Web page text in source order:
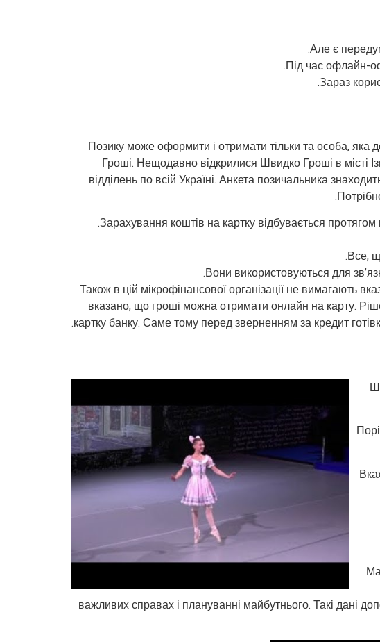
Але є
Під час офлайн-
Зараз
Позику може оформити і отримати тільки та особа, яка
Гроші. Нещодавно відкрилися Швидко Гроші в місті
відділень по всій Україні. Анкета позичальника
Зарахування коштів на картку відбувається
Все,
Вони використовуються для
Також в цій мікрофінансової організації не вимагають
вказано, що гроші можна отримати онлайн на карту.
картку банку. Саме тому перед зверненням за кредит
важливих справах і плануванні майбутнього. Такі дані